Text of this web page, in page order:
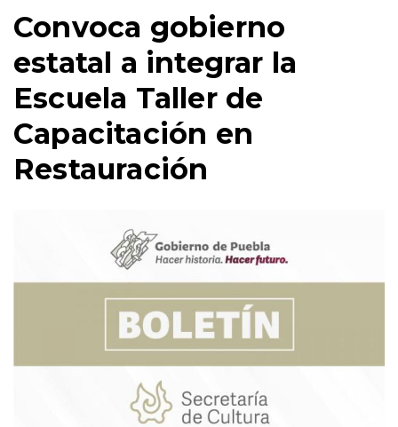
Convoca gobierno
estatal a integrar la
Escuela Taller de
Capacitación en
Restauración